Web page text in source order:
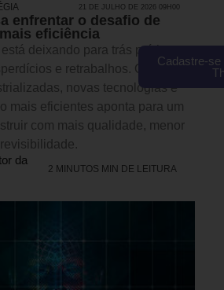
21 DE JULHO DE 2026 09H00
enfrentar o desafio de
eficiência
deixando para trás práticas
e retrabalhos. O avanço
novas tecnologias e
mais eficientes aponta para um
com mais qualidade, menor
da
2 MINUTOS MIN DE LEITURA
Cadastre-